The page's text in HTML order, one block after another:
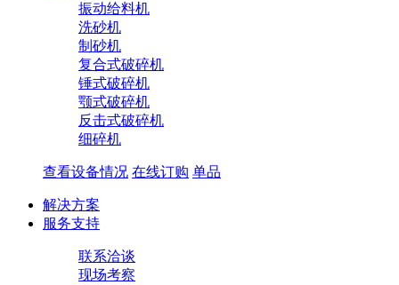
振动给料机
洗砂机
制砂机
复合式破碎机
锤式破碎机
颚式破碎机
反击式破碎机
​细碎机
查看设备情况 在线订购 单品
解决方案
服务支持
联系洽谈
现场考察